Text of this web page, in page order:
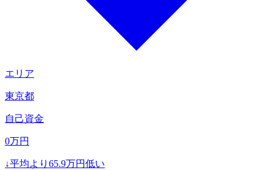
エリア
東京都
自己資金
0万円
↓平均より 65.9万円低い